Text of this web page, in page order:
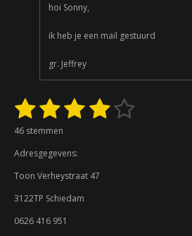
hoi Sonny,
ik heb je een mail gestuurd
gr. Jeffrey
R
t
n
g
3
.
1
s
t
e
r
2
s
t
e
r
r
3
t
e
r
r
4
e
5
46 stemmen
Adresgegevens:
Toon Verheystraat 47
3122TP Schiedam
0626 416 951